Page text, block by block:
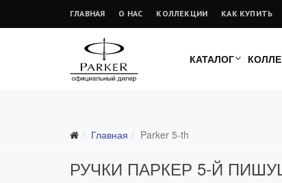
ГЛАВНАЯ О НАС КОЛЛЕКЦИИ КАК КУПИТЬ
КАТАЛОГ
Главная Parker 5-th
РУЧКИ ПАРКЕР 5-Й